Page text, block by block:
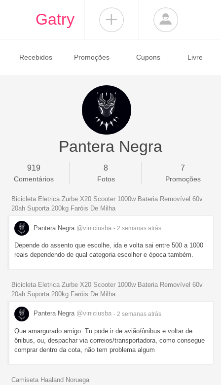
Gatry
Recebidos Promoções Cupons Livre
Pantera Negra
919
Comentários
8
Fotos
7
Promoções
Bicicleta Eletrica Zurbe X20 Scooter 1000w Bateria Removível 60v
20ah Suporta 200kg Faróis De Milha
Pantera Negra @viniciusba - 2 semanas atrás
Depende do assento que escolhe, ida e volta sai entre 500 a 1000
reais dependendo de qual categoria escolher e época também.
Bicicleta Eletrica Zurbe X20 Scooter 1000w Bateria Removível 60v
20ah Suporta 200kg Faróis De Milha
Pantera Negra @viniciusba - 2 semanas atrás
Que amargurado amigo. Tu pode ir de avião/ônibus e voltar de
ônibus, ou, despachar via correios/transportadora, como consegue
comprar dentro da cota, não tem problema algum
Camiseta Haaland Noruega